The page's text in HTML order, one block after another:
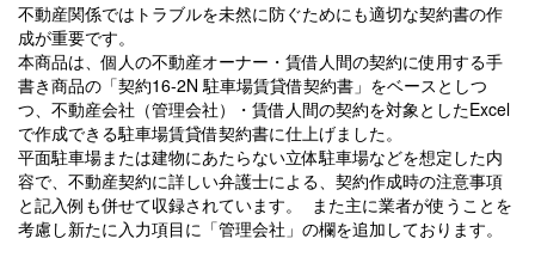
不動産関係ではトラブルを未然に防ぐためにも適切な契約書の作
成が重要です。
本商品は、個人の不動産オーナー・賃借人間の契約に使用する手
書き商品の「契約16-2N 駐車場賃貸借契約書」をベースとしつ
つ、不動産会社（管理会社）・賃借人間の契約を対象としたExcel
で作成できる駐車場賃貸借契約書に仕上げました。
平面駐車場または建物にあたらない立体駐車場などを想定した内
容で、不動産契約に詳しい弁護士による、契約作成時の注意事項
と記入例も併せて収録されています。 また主に業者が使うことを
考慮し新たに入力項目に「管理会社」の欄を追加しております。